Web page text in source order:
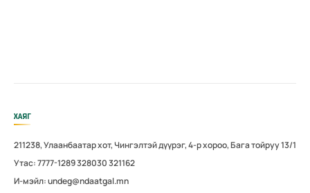
ХАЯГ
211238, Улаанбаатар хот, Чингэлтэй дүүрэг, 4-р хороо, Бага тойруу 13/1
Утас: 7777-1289 328030 321162
И-мэйл: undeg@ndaatgal.mn